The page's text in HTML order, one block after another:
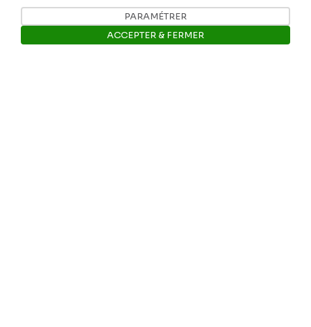
PARAMÉTRER
ACCEPTER & FERMER